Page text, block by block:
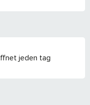
jeden tag